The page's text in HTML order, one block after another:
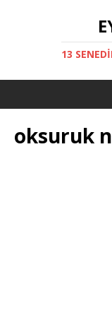
13
oksuruk